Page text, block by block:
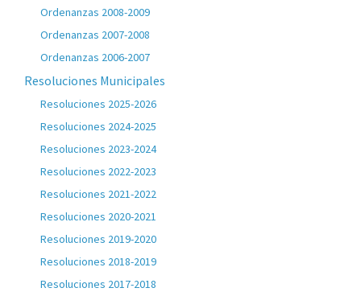
Ordenanzas 2008-2009
Ordenanzas 2007-2008
Ordenanzas 2006-2007
Resoluciones Municipales
Resoluciones 2025-2026
Resoluciones 2024-2025
Resoluciones 2023-2024
Resoluciones 2022-2023
Resoluciones 2021-2022
Resoluciones 2020-2021
Resoluciones 2019-2020
Resoluciones 2018-2019
Resoluciones 2017-2018